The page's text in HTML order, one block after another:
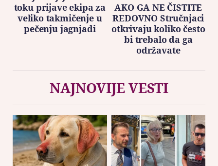
toku prijave ekipa za
veliko takmičenje u
pečenju jagnjadi
AKO GA NE ČISTITE
REDOVNO Stručnjaci
otkrivaju koliko često
bi trebalo da ga
održavate
NAJNOVIJE VESTI